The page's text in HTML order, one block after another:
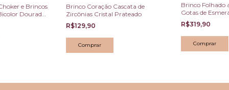
e Brincos
Dourado
Brinco Coração Cascata de
Zircônias Cristal Prateado
R$129,90
Brinco Folhado
Gotas de
R$319,90